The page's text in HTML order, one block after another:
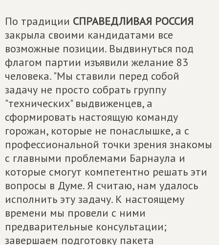
По традиции СПРАВЕДЛИВАЯ РОССИЯ
закрыла своими кандидатами все
возможные позиции. Выдвинуться под
флагом партии изъявили желание 83
человека. "Мы ставили перед собой
задачу не просто собрать группу
"технических" выдвиженцев, а
сформировать настоящую команду
горожан, которые не понаслышке, а с
профессиональной точки зрения знакомы
с главными проблемами Барнаула и
которые смогут компетентно решать эти
вопросы в Думе. Я считаю, нам удалось
исполнить эту задачу. К настоящему
времени мы провели с ними
предварительные консультации;
завершаем подготовку пакета